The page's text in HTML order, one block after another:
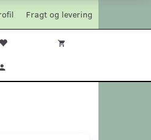
Fragt og levering